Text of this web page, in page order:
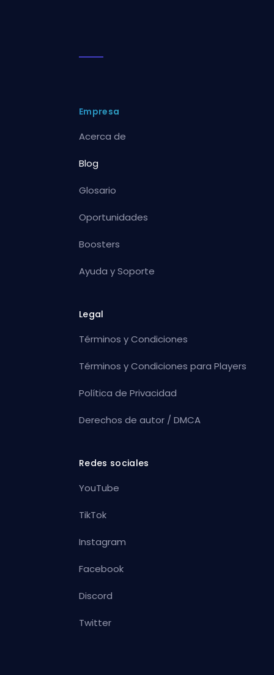
Empresa
Acerca de
Blog
Glosario
Oportunidades
Boosters
Ayuda y Soporte
Legal
Términos y Condiciones
Términos y Condiciones para Players
Política de Privacidad
Derechos de autor / DMCA
Redes sociales
YouTube
TikTok
Instagram
Facebook
Discord
Twitter